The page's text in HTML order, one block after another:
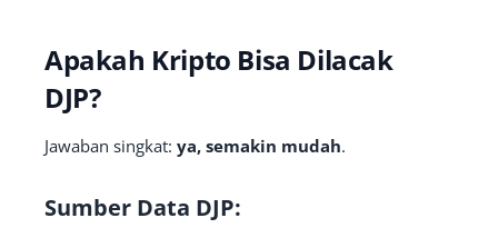
Apakah Kripto Bisa Dilacak
DJP?
Jawaban singkat: ya, semakin mudah.
Sumber Data DJP: